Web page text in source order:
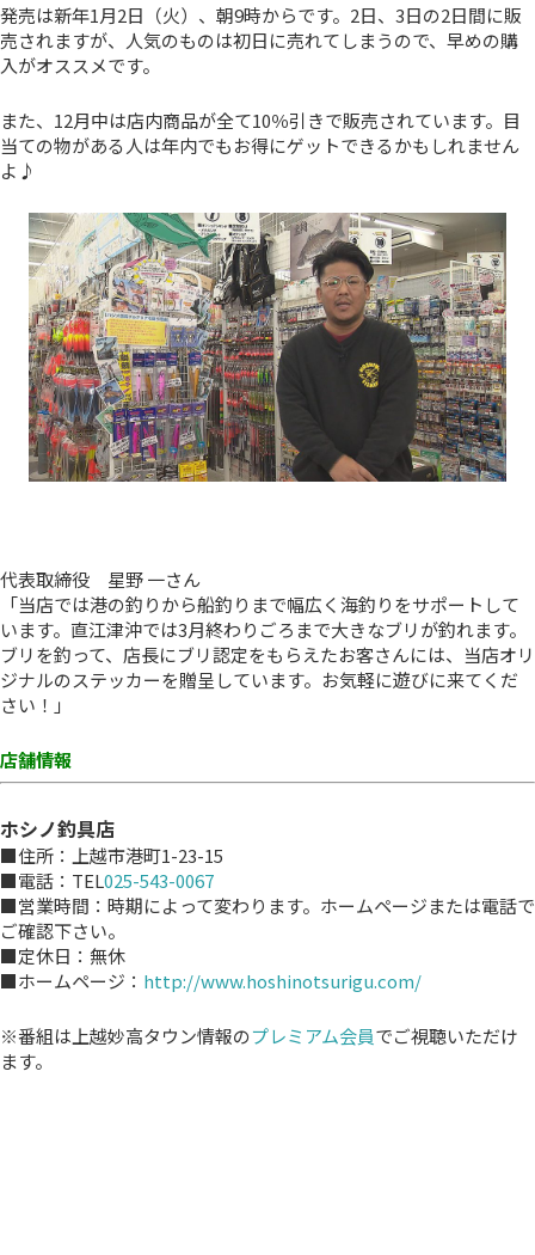
発売は新年1月2日（火）、朝9時からです。2日、3日の2日間に販
売されますが、人気のものは初日に売れてしまうので、早めの購
入がオススメです。
また、12月中は店内商品が全て10％引きで販売されています。目
当ての物がある人は年内でもお得にゲットできるかもしれません
よ♪
代表取締役 星野 一さん
「当店では港の釣りから船釣りまで幅広く海釣りをサポートして
います。直江津沖では3月終わりごろまで大きなブリが釣れます。
ブリを釣って、店長にブリ認定をもらえたお客さんには、当店オリ
ジナルのステッカーを贈呈しています。お気軽に遊びに来てくだ
さい！」
店舗情報
ホシノ釣具店
■住所：上越市港町1-23-15
■電話：TEL025-543-0067
■営業時間：時期によって変わります。ホームページまたは電話で
ご確認下さい。
■定休日：無休
■ホームページ： http://www.hoshinotsurigu.com/
※番組は上越妙高タウン情報のプレミアム会員でご視聴いただけ
ます。